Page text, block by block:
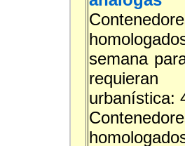
semana
urbanística: